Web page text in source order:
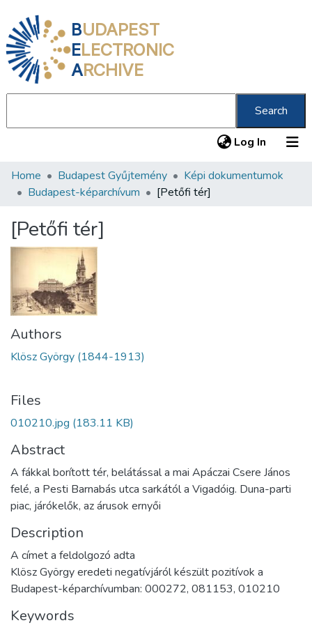
BUDAPEST
ELECTRONIC
ARCHIVE
Search
Log In (current)
Communities & Collections
Statistics
Home Budapest Gyűjtemény
Képi dokumentumok
Budapest-képarchívum
[Petőfi tér]
[Petőfi tér]
Authors
Klösz György (1844-1913)
Files
010210.jpg (183.11 KB)
Abstract
A fákkal borított tér, belátással a mai Apáczai Csere János
felé, a Pesti Barnabás utca sarkától a Vigadóig. Duna-parti
piac, járókelők, az árusok ernyői
Description
A címet a feldolgozó adta
Klösz György eredeti negatívjáról készült pozitívok a
Budapest-képarchívumban: 000272, 081153, 010210
Keywords